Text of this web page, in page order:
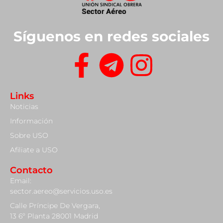
Síguenos en redes sociales
Links
Noticias
Información
Sobre USO
Afiliate a USO
Contacto
Email:
sector.aereo@servicios.uso.es
Calle Príncipe De Vergara,
13 6º Planta 28001 Madrid